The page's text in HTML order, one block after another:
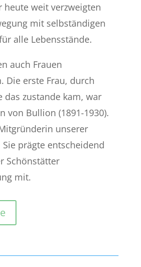
heute weit verzweigten
mit selbständigen
alle Lebensstände.
auch Frauen
Die erste Frau, durch
das zustande kam, war
von Bullion (1891-1930).
unserer
prägte entscheidend
Schönstätter
mit.